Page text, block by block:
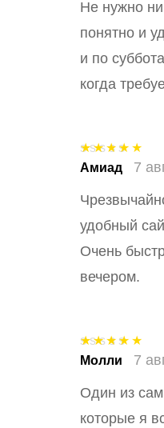
Не нужно
понятно и
и по
когда
Оценка
из
Амиад 7
удобный
Очень
вечером.
Оценка
из
Молли 7
Один из
которые я